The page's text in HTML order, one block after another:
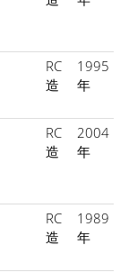
RC
造
1995
年
RC
造
2004
年
RC
造
1989
年